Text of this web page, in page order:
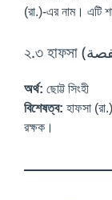
(রা.)-এর নাম। এটি
অর্থ: ছোট্ট সিংহী
বিশেষত্ব: হাফসা
রক্ষক।